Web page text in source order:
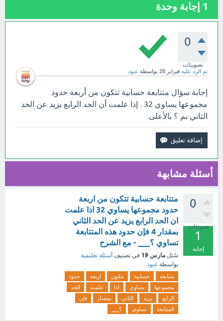
1 إجابة وحدة
0
تصويتات
تم الرد عليه فبراير 20 بواسطة عبود
إجابة سؤال متتابعة حسابية تتكون من أربعة حدود
مجموعها يساوي 32 . إذا علمت أن الحد الرابع يزيد عن الحد
الثاني بم ؟ بالأعلى.
أسئلة مشابهة
0
تصويتات
1
إجابة
متتابعة حسابية تتكون من اربعة
حدود مجموعها يساوي 32 اذا علمت
ان الحد الرابع يزيد عن الحد الثاني
بمقدار 4 فإن حدود هذه المتتابعة
تساوي ؟___ - مع الشرح
سُئل مارس 19 في تصنيف أسئلة تعليمية
بواسطة عبود
متتابعة حسابية تتكون اربعة
حدود
مجموعها
يساوي اذا علمت
الحد
الرابع
يزيد الثاني بمقدار
فإن
المتتابعة
تساوي ؟___